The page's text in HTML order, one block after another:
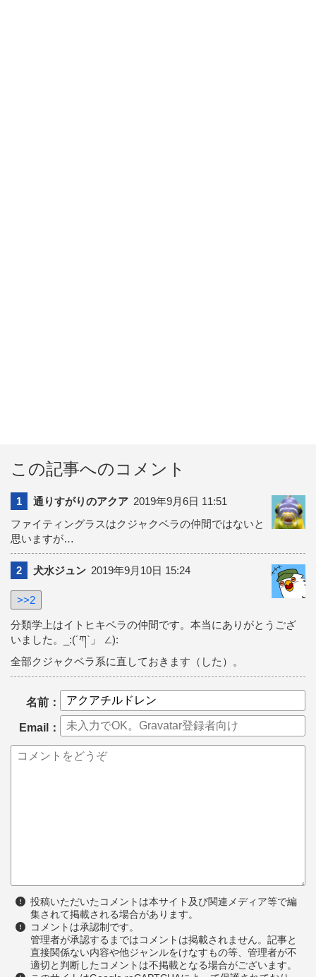
この記事へのコメント
1 通りすがりのアクア 2019年9月6日 11:51
ファイティングラスはクジャクベラの仲間ではないと
思いますが…
2 犬水ジュン 2019年9月10日 15:24
>>2
分類学上はイトヒキベラの仲間です。本当にありがとうござ
いました。_:(´ཀ`」 ∠):
全部クジャクベラ系に直しておきます（した）。
名前：
Email：
投稿いただいたコメントは本サイト及び関連メディア等で編
集されて掲載される場合があります。
コメントは承認制です。
管理者が承認するまではコメントは掲載されません。記事と
直接関係ない内容や他ジャンルをけなすもの等、管理者が不
適切と判断したコメントは不掲載となる場合がございます。